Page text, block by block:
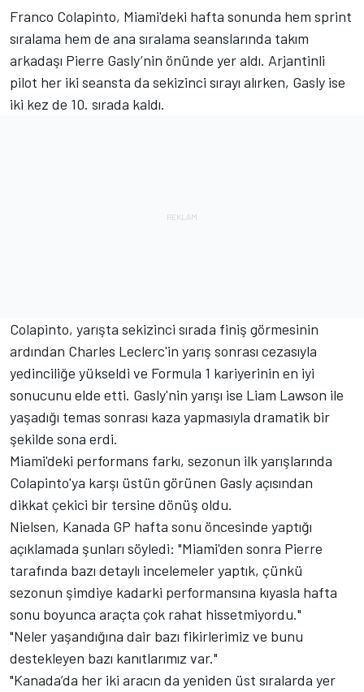
Franco Colapinto, Miami'deki hafta sonunda hem sprint
sıralama hem de ana sıralama seanslarında takım
arkadaşı Pierre Gasly’nin önünde yer aldı. Arjantinli
pilot her iki seansta da sekizinci sırayı alırken, Gasly ise
iki kez de 10. sırada kaldı.
Colapinto, yarışta sekizinci sırada finiş görmesinin
ardından Charles Leclerc'in yarış sonrası cezasıyla
yedinciliğe yükseldi ve Formula 1 kariyerinin en iyi
sonucunu elde etti. Gasly'nin yarışı ise Liam Lawson ile
yaşadığı temas sonrası kaza yapmasıyla dramatik bir
şekilde sona erdi.
Miami'deki performans farkı, sezonun ilk yarışlarında
Colapinto'ya karşı üstün görünen Gasly açısından
dikkat çekici bir tersine dönüş oldu.
Nielsen, Kanada GP hafta sonu öncesinde yaptığı
açıklamada şunları söyledi: "Miami'den sonra Pierre
tarafında bazı detaylı incelemeler yaptık, çünkü
sezonun şimdiye kadarki performansına kıyasla hafta
sonu boyunca araçta çok rahat hissetmiyordu."
"Neler yaşandığına dair bazı fikirlerimiz ve bunu
destekleyen bazı kanıtlarımız var."
"Kanada’da her iki aracın da yeniden üst sıralarda yer